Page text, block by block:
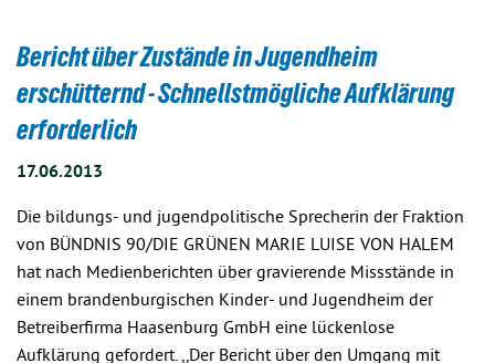
Bericht über Zustände in Jugendheim
erschütternd - Schnellstmögliche Aufklärung
erforderlich
17.06.2013
Die bildungs- und jugendpolitische Sprecherin der Fraktion
von BÜNDNIS 90/DIE GRÜNEN MARIE LUISE VON HALEM
hat nach Medienberichten über gravierende Missstände in
einem brandenburgischen Kinder- und Jugendheim der
Betreiberfirma Haasenburg GmbH eine lückenlose
Aufklärung gefordert. ,,Der Bericht über den Umgang mit